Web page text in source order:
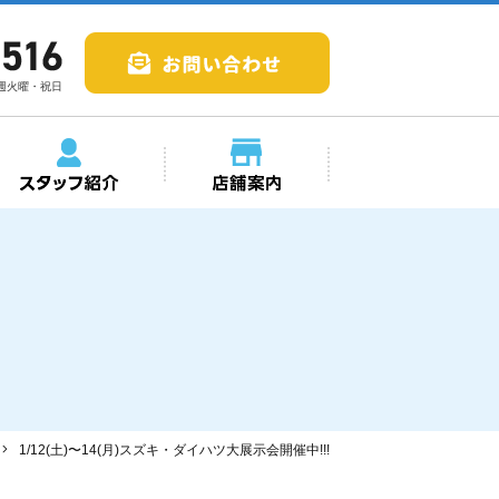
火曜・祝日
1/12(土)〜14(月)スズキ・ダイハツ大展示会開催中!!!